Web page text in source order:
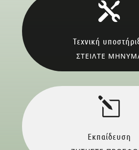

Τεχνική
ΣΤΕΙΛΤΕ
l
Εκπαίδευση